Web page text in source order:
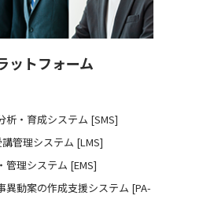
ットフォーム
析・育成システム [SMS]
管理システム [LMS]
管理システム [EMS]
異動案の作成支援システム [PA-